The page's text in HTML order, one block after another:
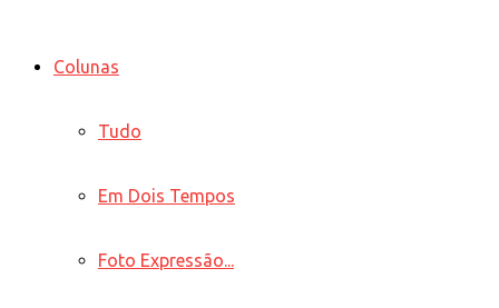
Colunas
Tudo
Em Dois Tempos
Foto Expressão...